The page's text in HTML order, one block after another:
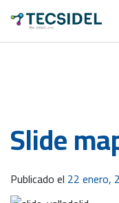
Slide
Publicado el 22 enero,